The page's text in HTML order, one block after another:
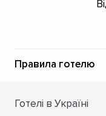
Правила готелю
Готелі в Україні